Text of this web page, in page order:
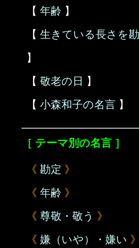
【 年齢 】
【 生きている長さを
】
【 敬老の日 】
【 小森和子の名言 】
［ テーマ別の名言 ］
《 勘定 》
《 年齢 》
《 尊敬・敬う 》
《 嫌（いや）・嫌い